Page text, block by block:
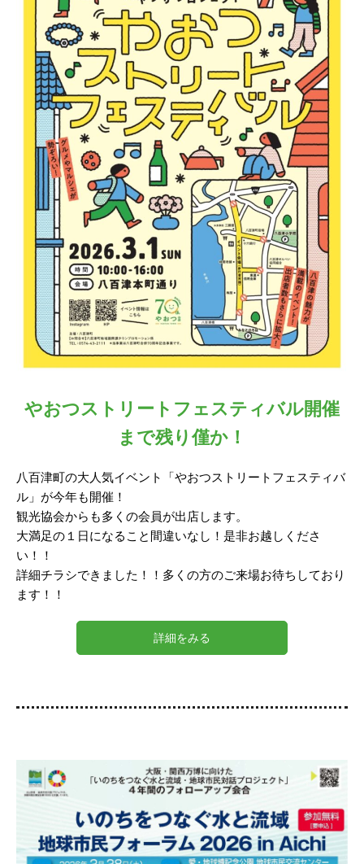
やおつストリートフェスティバル開催
まで残り僅か！
八百津町の大人気イベント「やおつストリートフェスティバ
ル」が今年も開催！
観光協会からも多くの会員が出店します。
大満足の１日になること間違いなし！是非お越しくださ
い！！
詳細チラシできました！！多くの方のご来場お待ちしており
ます！！
詳細をみる